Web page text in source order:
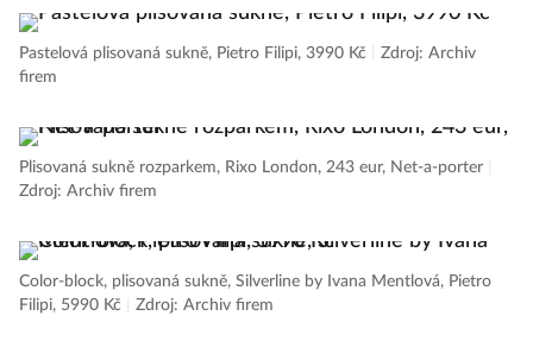
Pastelová plisovaná sukně, Pietro Filipi, 3990 Kč
Zdroj: Archiv
firem
Plisovaná sukně rozparkem, Rixo London, 243 eur, Net-a-porter
Zdroj: Archiv firem
Color-block, plisovaná sukně, Silverline by Ivana Mentlová, Pietro
Filipi, 5990 Kč
Zdroj: Archiv firem